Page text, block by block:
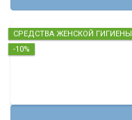
СРЕДСТВА ЖЕНСКОЙ ГИГИЕНЫ
-10%